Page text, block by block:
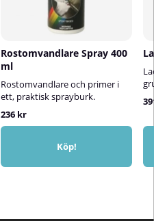
Rostomvandlare Spray 400
ml
Rostomvandlare och primer i
ett, praktisk sprayburk.
236 kr
Köp!